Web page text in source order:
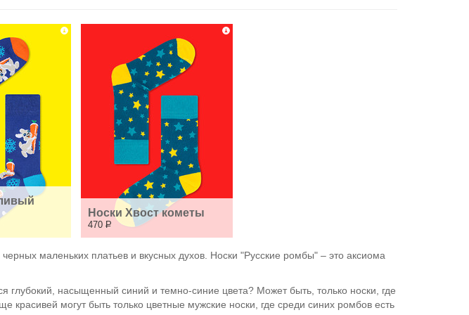
Носки Хвост кометы
470 Р
маленьких платьев и вкусных духов. Носки "Русские ромбы" – это аксиома
насыщенный синий и темно-синие цвета? Может быть, только носки, где
красивей могут быть только цветные мужские носки, где среди синих ромбов есть